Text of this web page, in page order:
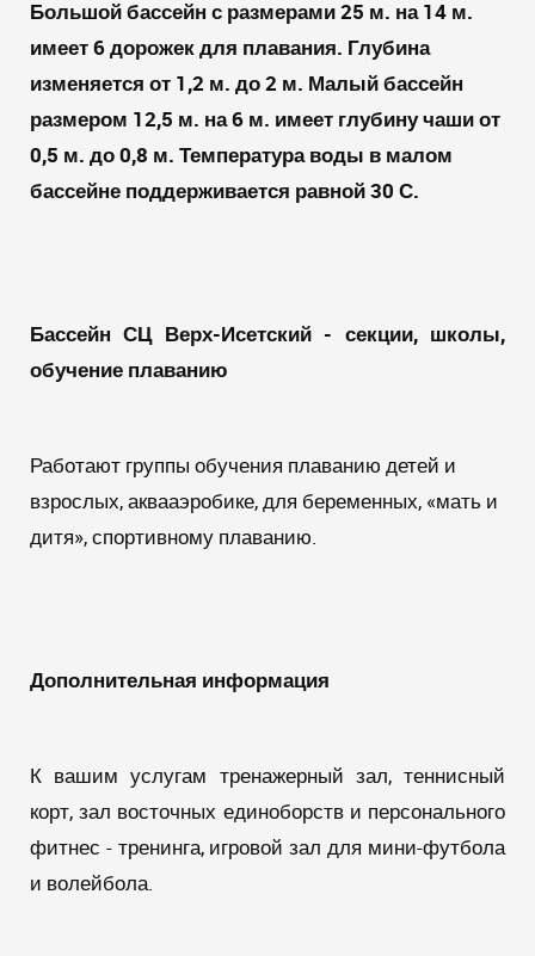
Большой бассейн с размерами 25 м. на 14 м.
имеет 6 дорожек для плавания. Глубина
изменяется от 1,2 м. до 2 м. Малый бассейн
размером 12,5 м. на 6 м. имеет глубину чаши от
0,5 м. до 0,8 м. Температура воды в малом
бассейне поддерживается равной 30 С.
БассейнСЦ Верх-Исетский- секции, школы,
обучение плаванию
Работают группы обучения плаванию детей и
взрослых, аквааэробике, для беременных, «мать и
дитя», спортивному плаванию.
Дополнительная информация
К вашим услугам тренажерный зал, теннисный
корт, зал восточных единоборств и персонального
фитнес - тренинга, игровой зал для мини-футбола
и волейбола.